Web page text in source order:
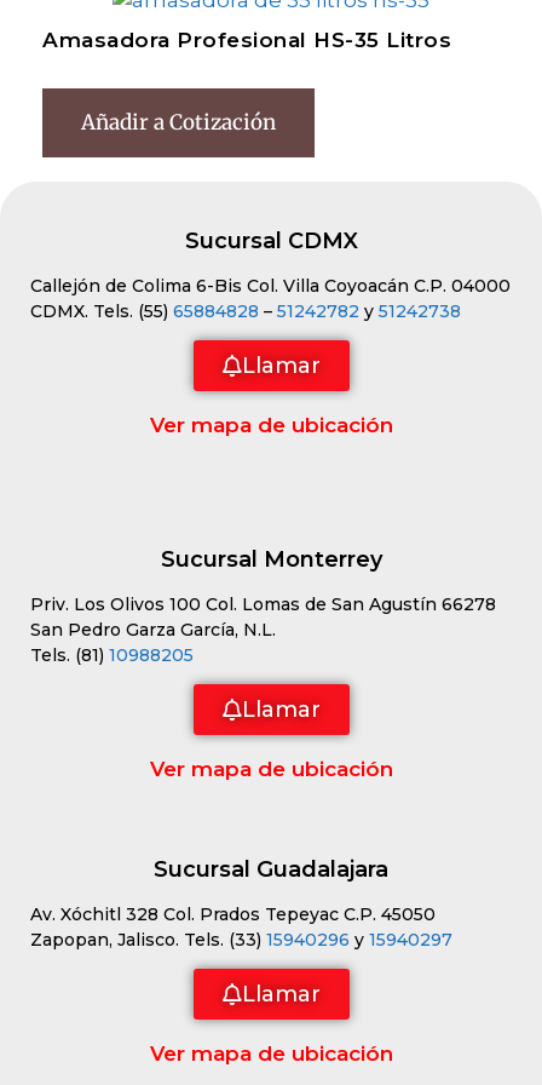
Amasadora Profesional HS-35 Litros
Añadir a Cotización
Sucursal CDMX
Callejón de Colima 6-Bis Col. Villa Coyoacán C.P. 04000
CDMX. Tels. (55) 65884828 – 51242782 y 51242738
Llamar
Ver mapa de ubicación
Sucursal Monterrey
Priv. Los Olivos 100 Col. Lomas de San Agustín 66278
San Pedro Garza García, N.L.
Tels. (81) 10988205
Llamar
Ver mapa de ubicación
Sucursal Guadalajara
Av. Xóchitl 328 Col. Prados Tepeyac C.P. 45050
Zapopan, Jalisco. Tels. (33) 15940296 y 15940297
Llamar
Ver mapa de ubicación